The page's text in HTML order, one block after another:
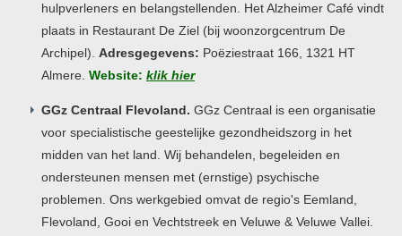
hulpverleners en belangstellenden. Het Alzheimer Café vindt
plaats in Restaurant De Ziel (bij woonzorgcentrum De
Archipel). Adresgegevens: Poëziestraat 166, 1321 HT
Almere. Website: klik hier
GGz Centraal Flevoland. GGz Centraal is een organisatie
voor specialistische geestelijke gezondheidszorg in het
midden van het land. Wij behandelen, begeleiden en
ondersteunen mensen met (ernstige) psychische
problemen. Ons werkgebied omvat de regio's Eemland,
Flevoland, Gooi en Vechtstreek en Veluwe & Veluwe Vallei.